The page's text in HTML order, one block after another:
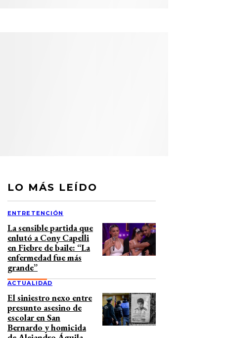
LO MÁS LEÍDO
ENTRETENCIÓN
La sensible partida que
enlutó a Cony Capelli
en Fiebre de baile: “La
enfermedad fue más
grande”
ACTUALIDAD
El siniestro nexo entre
presunto asesino de
escolar en San
Bernardo y homicida